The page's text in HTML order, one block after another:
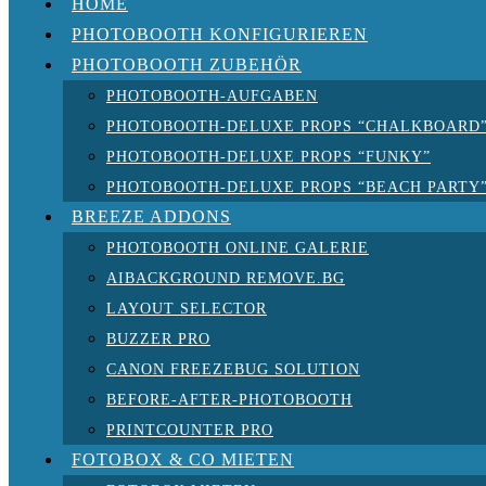
HOME
PHOTOBOOTH KONFIGURIEREN
PHOTOBOOTH ZUBEHÖR
PHOTOBOOTH-AUFGABEN
PHOTOBOOTH-DELUXE PROPS
PHOTOBOOTH-DELUXE PROPS “FUNKY”
PHOTOBOOTH-DELUXE PROPS “BEACH
BREEZE ADDONS
PHOTOBOOTH ONLINE GALERIE
AIBACKGROUND REMOVE.BG
LAYOUT SELECTOR
BUZZER PRO
CANON FREEZEBUG SOLUTION
BEFORE-AFTER-PHOTOBOOTH
PRINTCOUNTER PRO
FOTOBOX & CO MIETEN